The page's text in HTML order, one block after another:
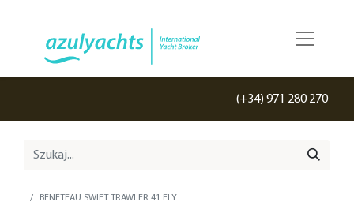
(+34) 971 280 270
BENETEAU SWIFT TRAWLER 41 FLY